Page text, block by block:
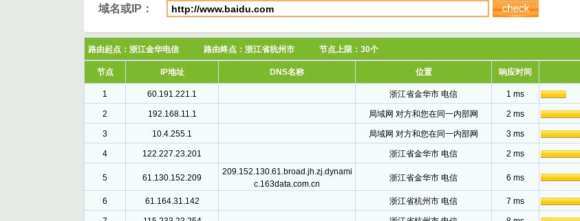
域名或IP：
路由起点：浙江金华电信 路由终点：浙江省杭州市 节点上限：30个
节点 IP地址 DNS名称 位置 响应时间
1 60.191.221.1 浙江省金华市 电信 1 ms
2 192.168.11.1 局域网 对方和您在同一内部网 2 ms
3 10.4.255.1 局域网 对方和您在同一内部网 3 ms
4 122.227.23.201 浙江省金华市 电信 2 ms
5 61.130.152.209
209.152.130.61.broad.jh.zj.dynami
c.163data.com.cn
浙江省金华市 电信 6 ms
6 61.164.31.142 浙江省杭州市 电信 7 ms